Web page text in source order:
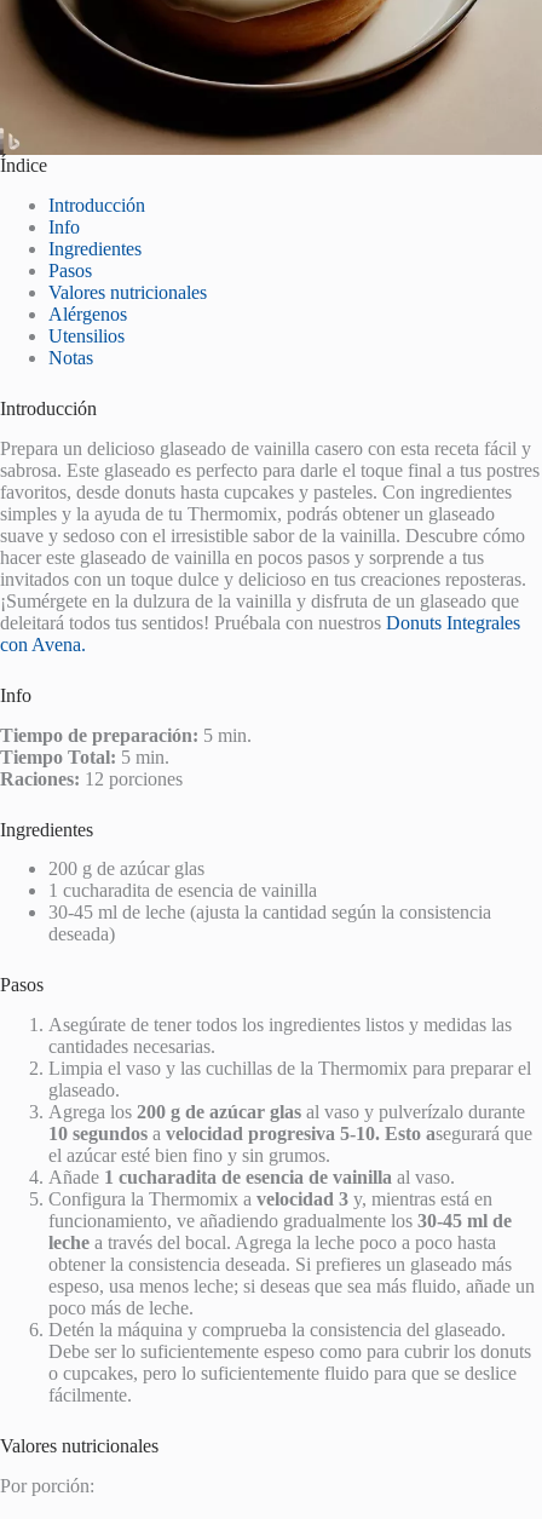
Índice
Introducción
Info
Ingredientes
Pasos
Valores nutricionales
Alérgenos
Utensilios
Notas
Introducción
Prepara un delicioso glaseado de vainilla casero con esta receta fácil y
sabrosa. Este glaseado es perfecto para darle el toque final a tus postres
favoritos, desde donuts hasta cupcakes y pasteles. Con ingredientes
simples y la ayuda de tu Thermomix, podrás obtener un glaseado
suave y sedoso con el irresistible sabor de la vainilla. Descubre cómo
hacer este glaseado de vainilla en pocos pasos y sorprende a tus
invitados con un toque dulce y delicioso en tus creaciones reposteras.
¡Sumérgete en la dulzura de la vainilla y disfruta de un glaseado que
deleitará todos tus sentidos! Pruébala con nuestros Donuts Integrales
con Avena.
Info
Tiempo de preparación: 5 min.
Tiempo Total: 5 min.
Raciones: 12 porciones
Ingredientes
200 g de azúcar glas
1 cucharadita de esencia de vainilla
30-45 ml de leche (ajusta la cantidad según la consistencia
deseada)
Pasos
Asegúrate de tener todos los ingredientes listos y medidas las
cantidades necesarias.
Limpia el vaso y las cuchillas de la Thermomix para preparar el
glaseado.
Agrega los 200 g de azúcar glas al vaso y pulverízalo durante
10 segundos a velocidad progresiva 5-10. Esto asegurará que
el azúcar esté bien fino y sin grumos.
Añade 1 cucharadita de esencia de vainilla al vaso.
Configura la Thermomix a velocidad 3 y, mientras está en
funcionamiento, ve añadiendo gradualmente los 30-45 ml de
leche a través del bocal. Agrega la leche poco a poco hasta
obtener la consistencia deseada. Si prefieres un glaseado más
espeso, usa menos leche; si deseas que sea más fluido, añade un
poco más de leche.
Detén la máquina y comprueba la consistencia del glaseado.
Debe ser lo suficientemente espeso como para cubrir los donuts
o cupcakes, pero lo suficientemente fluido para que se deslice
fácilmente.
Valores nutricionales
Por porción: